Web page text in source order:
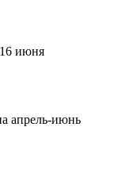
июня
апрель-июнь